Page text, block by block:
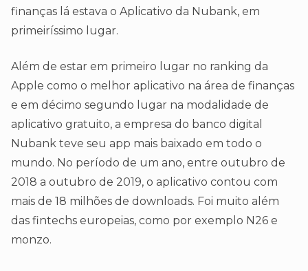
finanças lá estava o Aplicativo da Nubank, em
primeiríssimo lugar.
Além de estar em primeiro lugar no ranking da
Apple como o melhor aplicativo na área de finanças
e em décimo segundo lugar na modalidade de
aplicativo gratuito, a empresa do banco digital
Nubank teve seu app mais baixado em todo o
mundo. No período de um ano, entre outubro de
2018 a outubro de 2019, o aplicativo contou com
mais de 18 milhões de downloads. Foi muito além
das fintechs europeias, como por exemplo N26 e
monzo.